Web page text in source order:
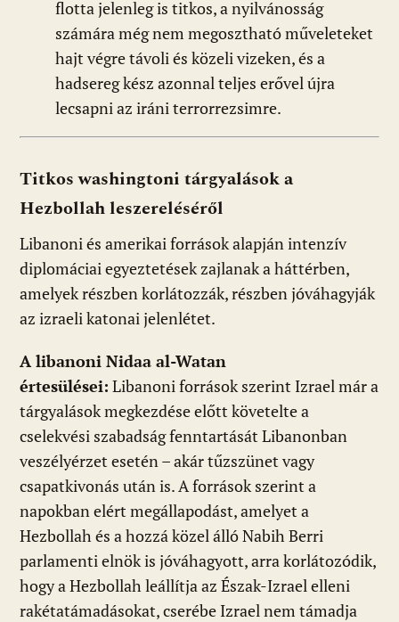
flotta jelenleg is titkos, a nyilvánosság
számára még nem megosztható műveleteket
hajt végre távoli és közeli vizeken, és a
hadsereg kész azonnal teljes erővel újra
lecsapni az iráni terrorrezsimre.
Titkos washingtoni tárgyalások a
Hezbollah leszereléséről
Libanoni és amerikai források alapján intenzív
diplomáciai egyeztetések zajlanak a háttérben,
amelyek részben korlátozzák, részben jóváhagyják
az izraeli katonai jelenlétet.
A libanoni Nidaa al-Watan
értesülései: Libanoni források szerint Izrael már a
tárgyalások megkezdése előtt követelte a
cselekvési szabadság fenntartását Libanonban
veszélyérzet esetén – akár tűzszünet vagy
csapatkivonás után is. A források szerint a
napokban elért megállapodást, amelyet a
Hezbollah és a hozzá közel álló Nabih Berri
parlamenti elnök is jóváhagyott, arra korlátozódik,
hogy a Hezbollah leállítja az Észak-Izrael elleni
rakétatámadásokat, cserébe Izrael nem támadja